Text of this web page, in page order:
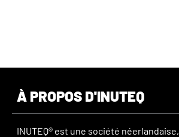
À PROPOS D'INUTEQ
INUTEQ® est une société